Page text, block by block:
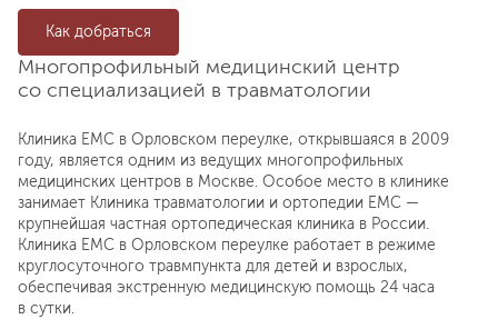
Многопрофильный медицинский центр
со специализацией в травматологии
Клиника EMC в Орловском переулке, открывшаяся в 2009
году, является одним из ведущих многопрофильных
медицинских центров в Москве. Особое место в клинике
занимает Клиника травматологии и ортопедии EMC —
крупнейшая частная ортопедическая клиника в России.
Клиника EMC в Орловском переулке работает в режиме
круглосуточного травмпункта для детей и взрослых,
обеспечивая экстренную медицинскую помощь 24 часа
в сутки.
Как добраться